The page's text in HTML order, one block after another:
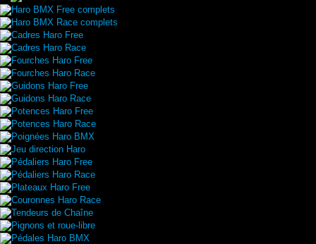
Haro BMX Free complets
Haro BMX Race complets
Cadres Haro Free
Cadres Haro Race
Fourches Haro Free
Fourches Haro Race
Guidons Haro Free
Guidons Haro Race
Potences Haro Free
Potences Haro Race
Poignées Haro BMX
Jeu direction Haro
Pédaliers Haro Free
Pédaliers Haro Race
Plateaux Haro Free
Couronnes Haro Race
Tendeurs de Chaîne
Pignons et roue-libre
Pédales Haro BMX